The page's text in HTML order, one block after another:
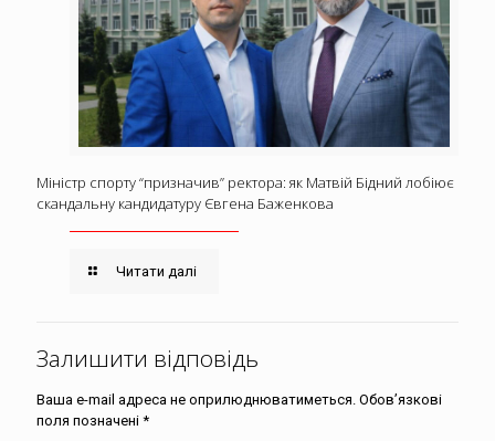
Міністр спорту “призначив” ректора: як Матвій Бідний лобіює
скандальну кандидатуру Євгена Баженкова
Читати далі
Залишити відповідь
Ваша e-mail адреса не оприлюднюватиметься. Обов’язкові
поля позначені *